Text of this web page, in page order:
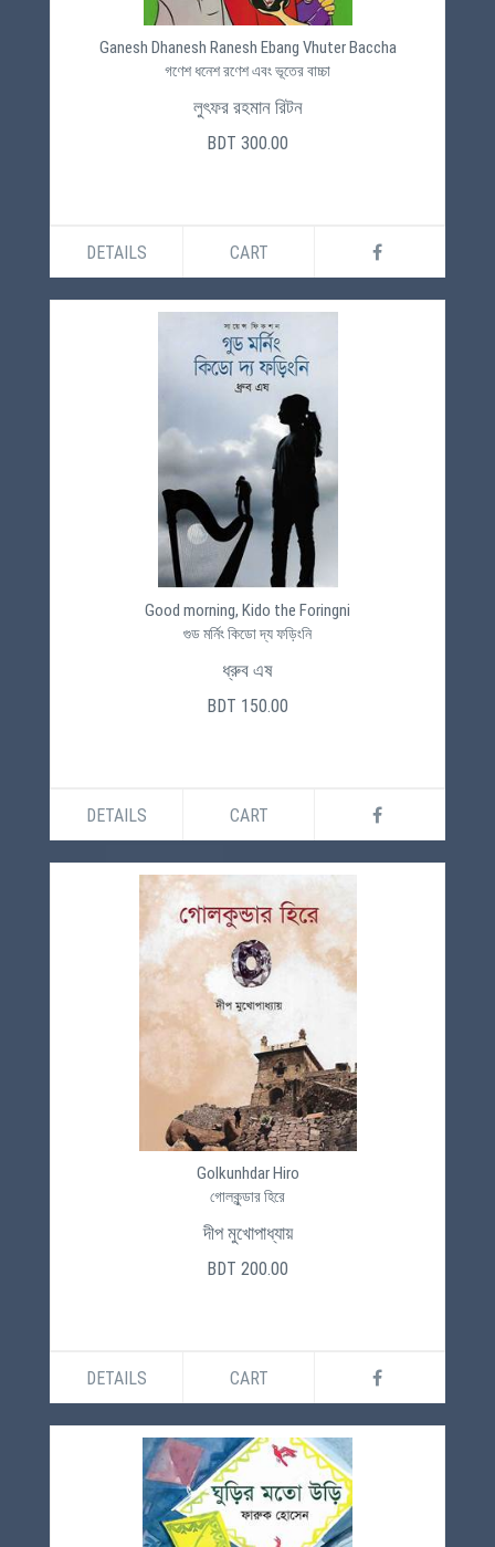
Ganesh Dhanesh Ranesh Ebang Vhuter Baccha
গণেশ ধনেশ রণেশ এবং ভূতের বাচ্চা
লুৎফর রহমান রিটন
BDT 300.00
DETAILS CART
Good morning, Kido the Foringni
গুড মর্নিং কিডো দ্য ফড়িংনি
ধ্রুব এষ
BDT 150.00
DETAILS CART
Golkunhdar Hiro
গোলকুন্ডার হিরে
দীপ মুখোপাধ্যায়
BDT 200.00
DETAILS CART